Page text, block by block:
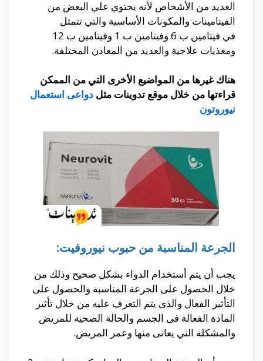
العديد من الأشخاص لأنه يحتوي علي البعض من
الفيتامينات والمكونات الأساسية والتي تتمثل
في فيتامين ب 6 وفيتامين ب 1 وفيتامين ب 12
ومغذيات علاجية والعديد من المعادن المختلفة.
هناك غيرها من المواضيع الأخرى التي من الممكن
قراءتها من خلال موقع تدوينات مثل دواعى استعمال
نيوروتون
الجرعة المناسبة من حبوب نيوروفيت:
يجب أن يتم أستخدام الدواء بشكل صحيح وذلك من
خلال الحصول على الجرعة المناسبة والحصول على
التأثير الفعال والذى يتم التعرف عليه من خلال تأثير
المادة الفعالة فى الجسم والحالة الصحية للمريض
والمشكلة التي يعانى منها وعمر المريض.